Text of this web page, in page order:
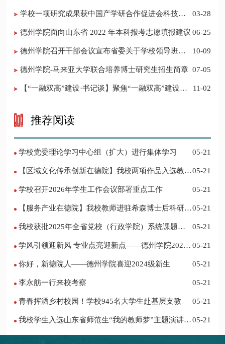
学校一项研究成果获中国产学研合作促进会科技创
03-28
德州学院面向山东省 2022 年本科报考志愿填报建议 06-25
​德州学院召开干部会议宣布省委关于学校领导班子
10-09
德州学院-马来亚大学联合培养博士研究生招生简章 07-05
11-02
推荐阅读
学校党委理论学习中心组（扩大）进行集体学习 05-21
05-21
学校召开2026年学生工作会议部署重点工作 05-21
05-21
我校获批2025年全省党校（行政学院）系统课题立
05-21
学风引领迎新风 专业点亮迎新点——德州学院2024
05-21
你好，新德院人——德州学院喜迎2024级新生 05-21
李永舫一行来校考察 05-21
青春挥洒乡村校园！学校945名大学生赴基层支教 05-21
我校学生入选山东省师范生“我的教师梦”主题演讲活
05-21